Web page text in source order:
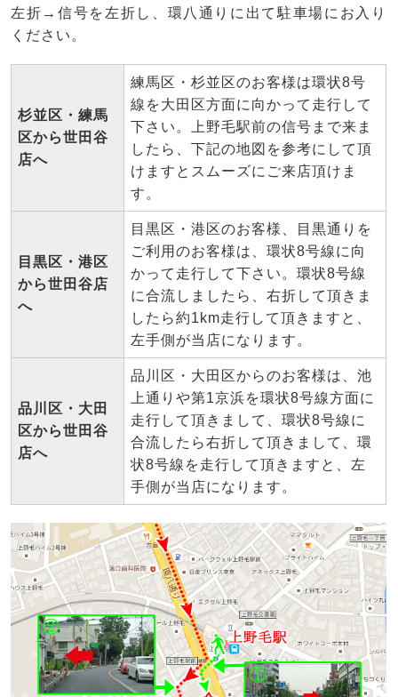
左折→信号を左折し、環八通りに出て駐車場にお入り
ください。
杉並区・練馬
区から世田谷
店へ
練馬区・杉並区のお客様は環状8号
線を大田区方面に向かって走行して
下さい。上野毛駅前の信号まで来ま
したら、下記の地図を参考にして頂
けますとスムーズにご来店頂けま
す。
目黒区・港区
から世田谷店
へ
目黒区・港区のお客様、目黒通りを
ご利用のお客様は、環状8号線に向
かって走行して下さい。環状8号線
に合流しましたら、右折して頂きま
したら約1km走行して頂きますと、
左手側が当店になります。
品川区・大田
区から世田谷
店へ
品川区・大田区からのお客様は、池
上通りや第1京浜を環状8号線方面に
走行して頂きまして、環状8号線に
合流したら右折して頂きまして、環
状8号線を走行して頂きますと、左
手側が当店になります。